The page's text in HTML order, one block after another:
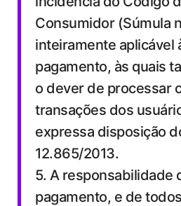
Consumidor (Súmula
inteiramente aplicável
pagamento, às quais
o dever de processar
transações dos
expressa disposição
12.865/2013.
5. A responsabilidade
pagamento, e de